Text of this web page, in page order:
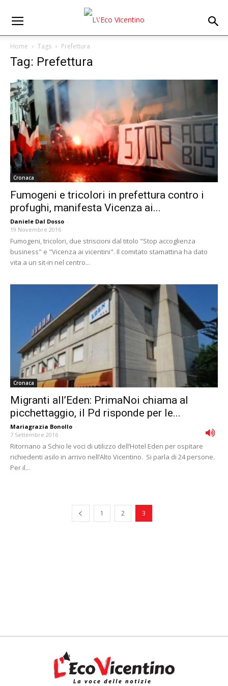
Home Tags Prefettura
Tag: Prefettura
Cronaca
Fumogeni e tricolori in prefettura contro i
profughi, manifesta Vicenza ai...
Daniele Dal Dosso -
19 Novembre 2016
Fumogeni, tricolori, due striscioni dal titolo "Stop accoglienza
business" e "Vicenza ai vicentini". Il comitato stamattina ha dato
vita a un sit-in nel centro...
Cronaca
Migranti all’Eden: PrimaNoi chiama al
picchettaggio, il Pd risponde per le...
Mariagrazia Bonollo -
7 Settembre 2016
Ritornano a Schio le voci di utilizzo dell’Hotel Eden per ospitare
richiedenti asilo in arrivo nell’Alto Vicentino. Si parla di 24 persone.
Per il...
1 2 3